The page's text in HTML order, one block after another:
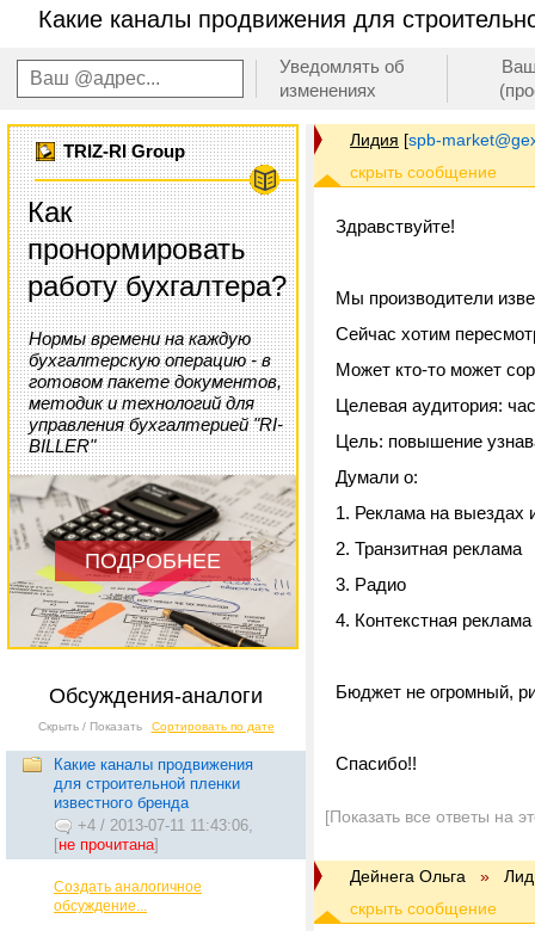
Какие каналы продвижения для
Уведомлять об
изменениях
TRIZ-RI Group
Как
пронормировать
работу бухгалтера?
Нормы времени на каждую
бухгалтерскую операцию - в
готовом пакете документов,
методик и технологий для
управления бухгалтерией "RI-
BILLER"
ПОДРОБНЕЕ
Обсуждения-аналоги
Скрыть / Показать Сортировать по дате
Какие каналы продвижения
для строительной пленки
известного бренда
+4 / 2013-07-11 11:43:06,
[не прочитана]
Создать аналогичное
обсуждение...
Лидия [spb-
Здравствуйте!
Мы производители
Сейчас хотим
Может кто-то может
Целевая аудитория:
Цель: повышение
Думали о:
1. Реклама на выездах
2. Транзитная реклама
3. Радио
4. Контекстная реклама
Бюджет не огромный,
Спасибо!!
[Показать все ответы на
Дейнега Ольга »